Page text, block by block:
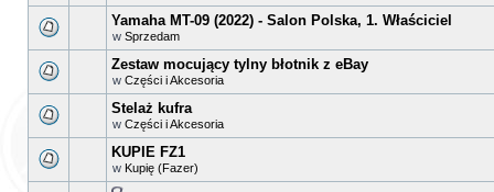
Yamaha MT-09 (2022) - Salon Polska, 1. Właściciel
w Sprzedam
Zestaw mocujący tylny błotnik z eBay
w Części i Akcesoria
Stelaż kufra
w Części i Akcesoria
KUPIE FZ1
w Kupię (Fazer)